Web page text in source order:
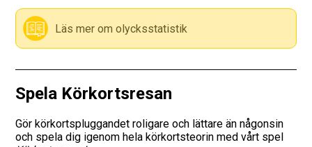
Checklista för ditt körkort
Hitta trafikskola
Presentkort
Läs mer om olycksstatistik
Spela Körkortsresan
Gör körkortspluggandet roligare och lättare än någonsin
och spela dig igenom hela körkortsteorin med vårt spel